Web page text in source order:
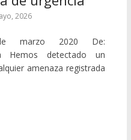
2026
marzo 2020 De:
Hemos detectado un
amenaza registrada